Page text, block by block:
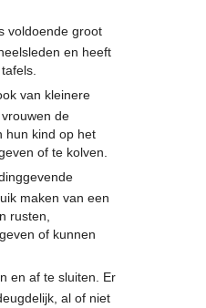
voldoende groot
en heeft
van kleinere
de
hun kind op het
of te kolven.
maken van een
rusten,
of kunnen
en af te sluiten. Er
al of niet